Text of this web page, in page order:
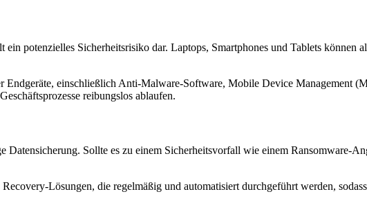
potenzielles Sicherheitsrisiko dar. Laptops, Smartphones und Tablets können
einschließlich Anti-Malware-Software, Mobile Device Management
reibungslos ablaufen.
Datensicherung. Sollte es zu einem Sicherheitsvorfall wie einem Ransomware-
Lösungen, die regelmäßig und automatisiert durchgeführt werden,